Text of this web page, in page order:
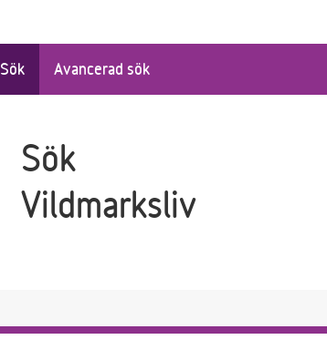
Sök Avancerad sök
Sök
Vildmarksliv